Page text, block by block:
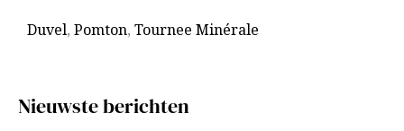
r
Duvel, Pomton, Tournee Minérale
Nieuwste berichten
n